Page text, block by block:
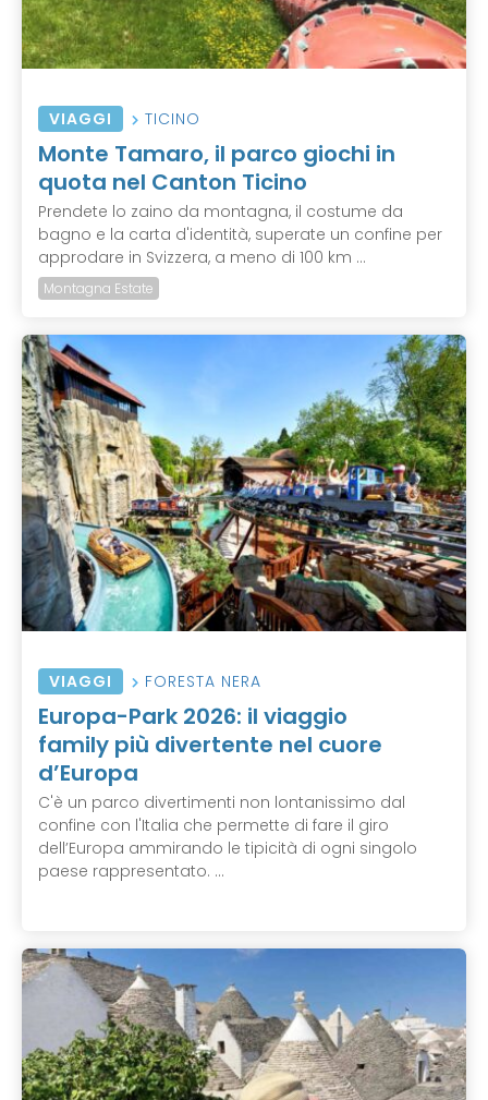
VIAGGI TICINO
Monte Tamaro, il parco giochi in
quota nel Canton Ticino
Prendete lo zaino da montagna, il costume da
bagno e la carta d'identità, superate un confine per
approdare in Svizzera, a meno di 100 km ...
Montagna Estate
VIAGGI FORESTA NERA
Europa-Park 2026: il viaggio
family più divertente nel cuore
d’Europa
C'è un parco divertimenti non lontanissimo dal
confine con l'Italia che permette di fare il giro
dell’Europa ammirando le tipicità di ogni singolo
paese rappresentato. ...